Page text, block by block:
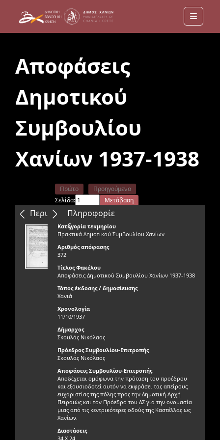
Menu
Αποφάσεις
Δημοτικού
Συμβουλίου
Χανίων 1937-1938
Περιεχόμενα
Πρώτο
Προηγούμενο
Σελίδα:
Μετάβαση
Επόμενο
Τελευταίο
Πληροφορίε
ς
Κατηγορία τεκμηρίου
Πρακτικά Δημοτικού Συμβουλίου Χανίων
Αριθμός απόφασης
372
Τίτλος Φακέλου
Αποφάσεις Δημοτικού Συμβουλίου Χανίων 1937-1938
Τόπος έκδοσης / δημοσίευσης
Χανιά
Χρονολογία
11/10/1937
Δήμαρχος
Σκουλάς Νικόλαος
Πρόεδρος Συμβουλίου-Επιτροπής
Σκουλάς Νικόλαος
Αποφάσεις Συμβουλίου-Επιτροπής
Αποδέχεται ομόφωνα την πρόταση του προέδρου
και εξουσιοδοτεί αυτόν να εκφράσει τας απείρους
ευχαριστίας της πόλης προς την Δημοτική Αρχή
Πειραιώς και τον Πρόεδρο του ΔΣ για την ονομασία
μιας από τις κεντρικότερες οδούς της Καστέλλας ως
Χανίων.
Διαστάσεις
34 Χ 24